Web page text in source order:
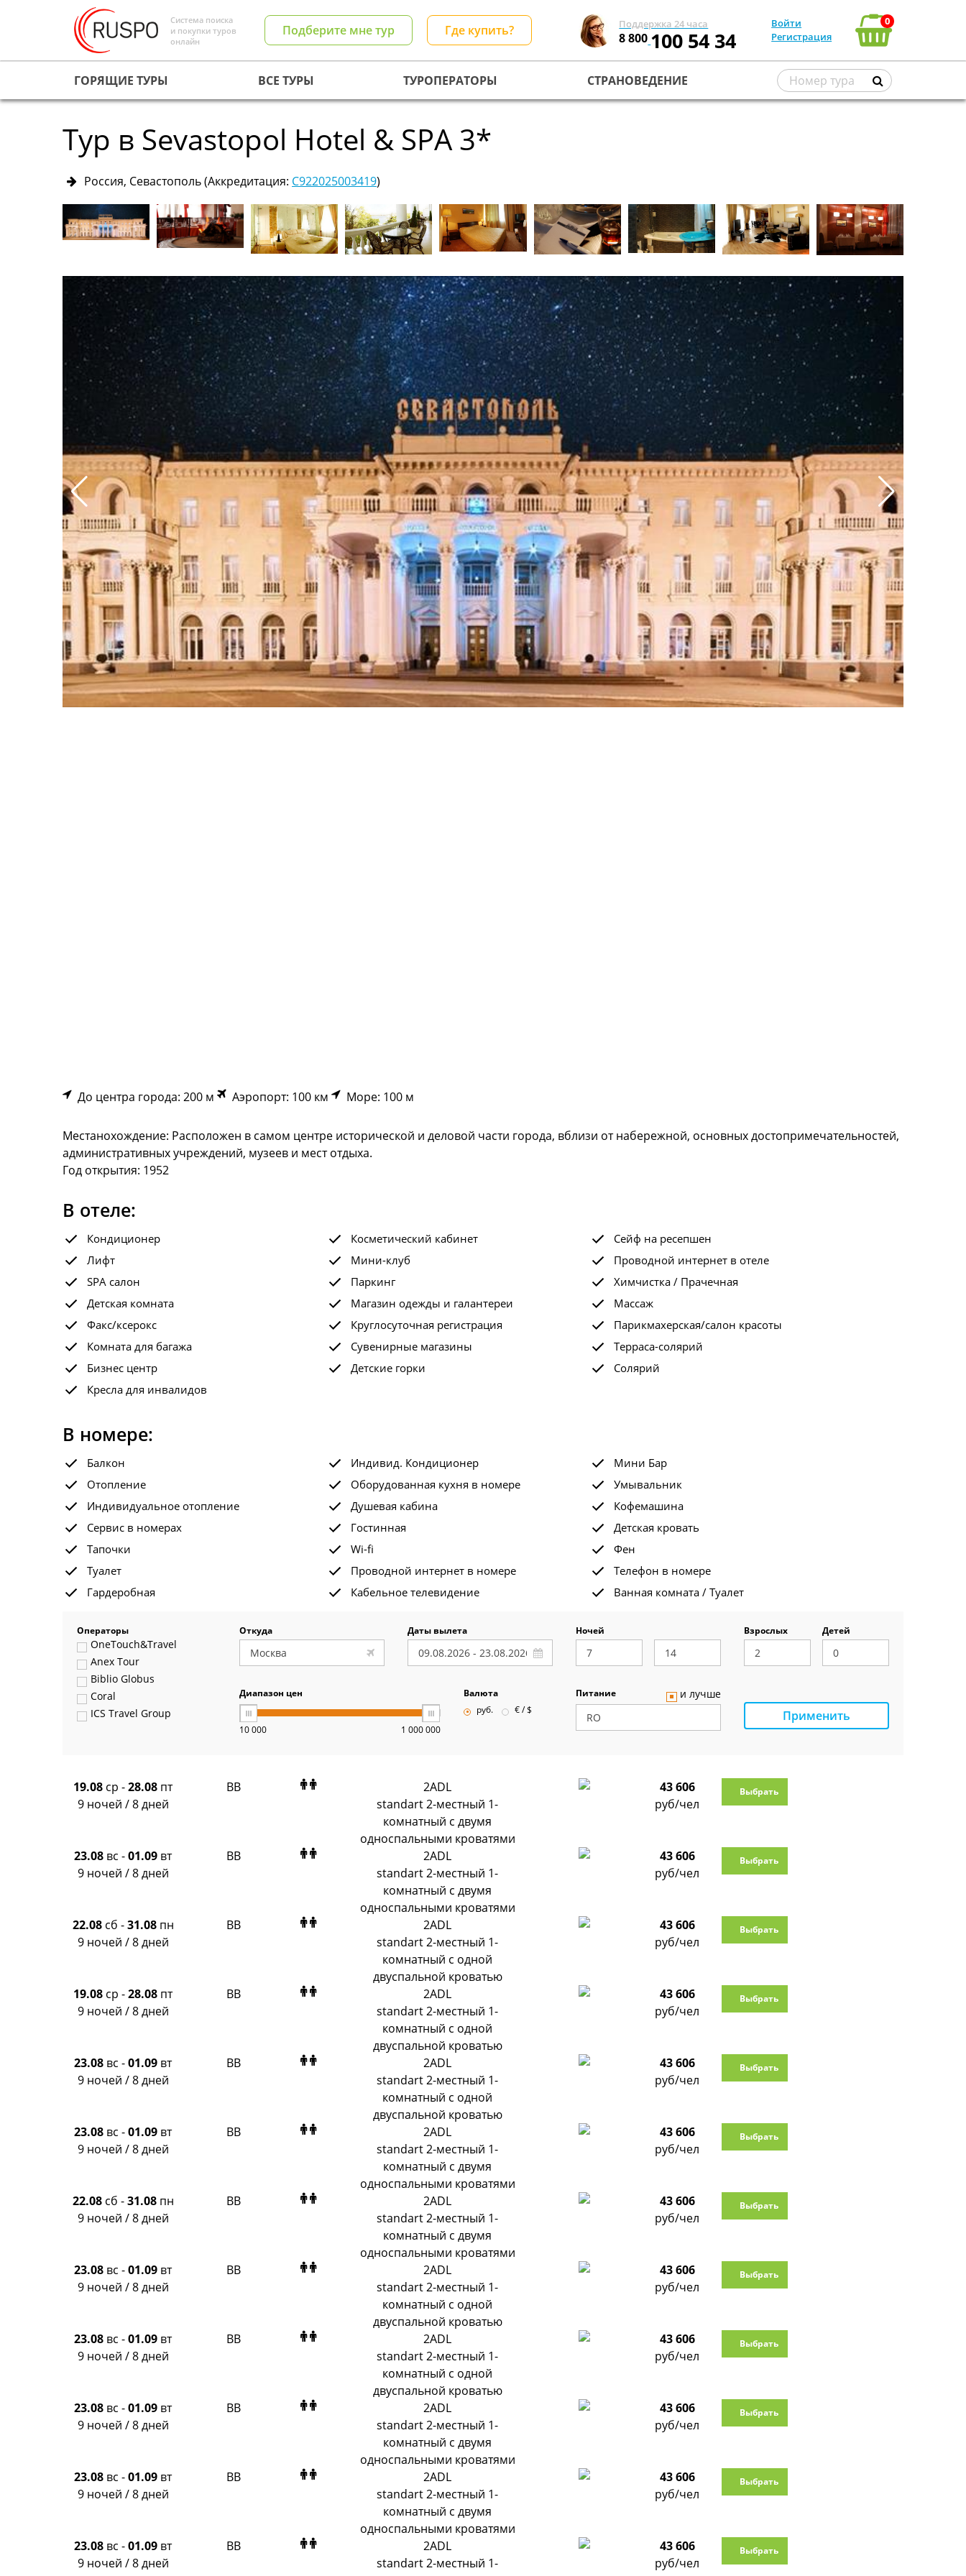
Система поиска
и покупки туров
онлайн
Подберите мне тур Где купить? Поддержка 24 часа
8 800100 54 34
Войти
Регистрация
0
ГОРЯЩИЕ ТУРЫ ВСЕ ТУРЫ ТУРОПЕРАТОРЫ СТРАНОВЕДЕНИЕ
Тур в Sevastopol Hotel & SPA 3*
Россия, Севастополь(Аккредитация: С922025003419)
До центра города: 200 м Аэропорт: 100 км Море: 100 м
Местанохождение: Расположен в самом центре исторической и деловой части города, вблизи от набережной, основных достопримечательностей,
административных учреждений, музеев и мест отдыха.
Год открытия: 1952
В отеле:
Кондиционер Косметический кабинет
Сейф на ресепшен
Лифт
Мини-клуб
Проводной интернет в отеле
SPA салон
Паркинг
Химчистка / Прачечная
Детская комната
Магазин одежды и галантереи
Массаж
Факс/ксерокс
Круглосуточная регистрация
Парикмахерская/салон красоты
Комната для багажа
Сувенирные магазины
Терраса-солярий
Бизнес центр
Детские горки
Солярий
Кресла для инвалидов
В номере:
Балкон Индивид. Кондиционер
Мини Бар
Отопление
Оборудованная кухня в номере
Умывальник
Индивидуальное отопление
Душевая кабина
Кофемашина
Сервис в номерах
Гостинная
Детская кровать
Тапочки
Wi-fi
Фен
Туалет
Проводной интернет в номере
Телефон в номере
Гардеробная
Кабельное телевидение Ванная комната / Туалет
Операторы
OneTouch&Travel
Anex Tour
Biblio Globus
Coral
ICS Travel Group
Panteon
Ambotis
Pac Group
Alean
FUN&SUN ex TUI
Крымская Волна
Интурист
Travelata
Откуда Даты вылета Ночей Взрослых Детей
Диапазон цен
10 000 1 000 000
Валюта
руб.
€ / $
Питание и лучше
Применить
19.08 ср -28.08 пт
9 ночей / 8 дней
BB
2ADL
standart 2-местный 1-
комнатный с двумя
односпальными кроватями
43 606
руб/чел
Выбрать
23.08 вс -01.09 вт
9 ночей / 8 дней
BB
2ADL
standart 2-местный 1-
комнатный с двумя
односпальными кроватями
43 606
руб/чел
Выбрать
22.08 сб -31.08 пн
9 ночей / 8 дней
BB
2ADL
standart 2-местный 1-
комнатный с одной
двуспальной кроватью
43 606
руб/чел
Выбрать
19.08 ср -28.08 пт
9 ночей / 8 дней
BB
2ADL
standart 2-местный 1-
комнатный с одной
двуспальной кроватью
43 606
руб/чел
Выбрать
23.08 вс -01.09 вт
9 ночей / 8 дней
BB
2ADL
standart 2-местный 1-
комнатный с одной
двуспальной кроватью
43 606
руб/чел
Выбрать
23.08 вс -01.09 вт
9 ночей / 8 дней
BB
2ADL
standart 2-местный 1-
комнатный с двумя
односпальными кроватями
43 606
руб/чел
Выбрать
22.08 сб -31.08 пн
9 ночей / 8 дней
BB
2ADL
standart 2-местный 1-
комнатный с двумя
односпальными кроватями
43 606
руб/чел
Выбрать
23.08 вс -01.09 вт
9 ночей / 8 дней
BB
2ADL
standart 2-местный 1-
комнатный с одной
двуспальной кроватью
43 606
руб/чел
Выбрать
23.08 вс -01.09 вт
9 ночей / 8 дней
BB
2ADL
standart 2-местный 1-
комнатный с одной
двуспальной кроватью
43 606
руб/чел
Выбрать
23.08 вс -01.09 вт
9 ночей / 8 дней
BB
2ADL
standart 2-местный 1-
комнатный с двумя
односпальными кроватями
43 606
руб/чел
Выбрать
23.08 вс -01.09 вт
9 ночей / 8 дней
BB
2ADL
standart 2-местный 1-
комнатный с двумя
односпальными кроватями
43 606
руб/чел
Выбрать
23.08 вс -01.09 вт
9 ночей / 8 дней
BB
2ADL
standart 2-местный 1-
43 606
руб/чел
Выбрать